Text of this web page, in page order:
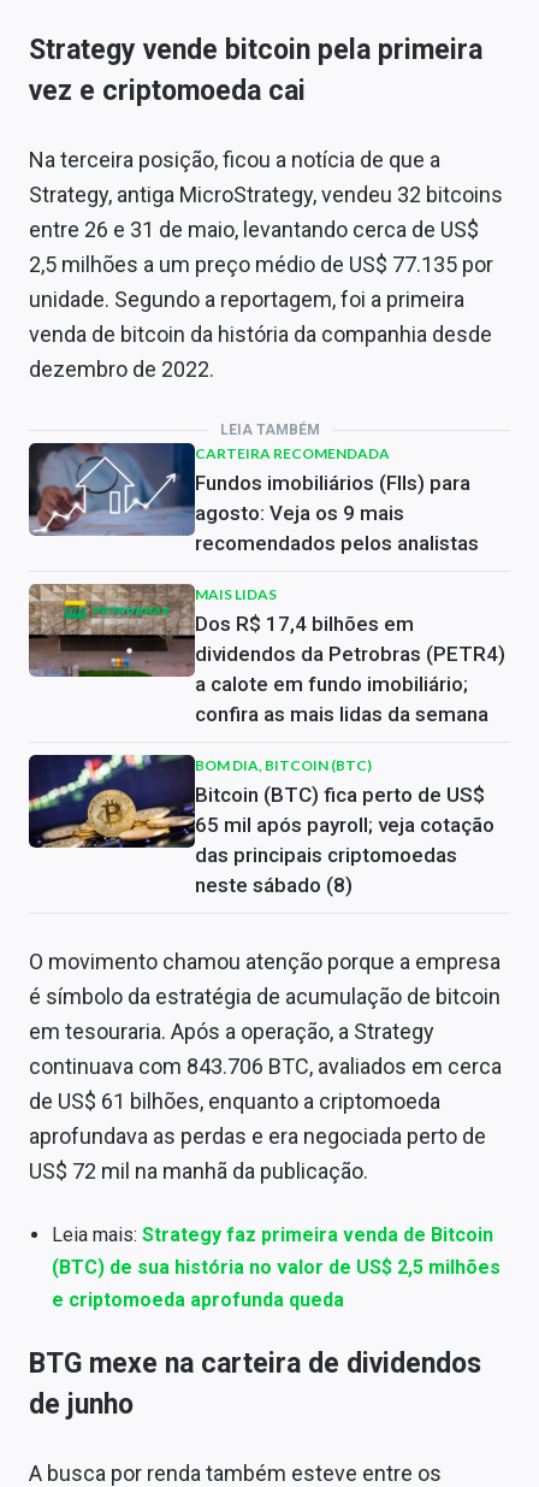
Strategy vende bitcoin pela primeira
vez e criptomoeda cai
Na terceira posição, ficou a notícia de que a
Strategy, antiga MicroStrategy, vendeu 32 bitcoins
entre 26 e 31 de maio, levantando cerca de US$
2,5 milhões a um preço médio de US$ 77.135 por
unidade. Segundo a reportagem, foi a primeira
venda de bitcoin da história da companhia desde
dezembro de 2022.
LEIA TAMBÉM
CARTEIRA RECOMENDADA
Fundos imobiliários (FIIs) para
agosto: Veja os 9 mais
recomendados pelos analistas
MAIS LIDAS
Dos R$ 17,4 bilhões em
dividendos da Petrobras (PETR4)
a calote em fundo imobiliário;
confira as mais lidas da semana
BOM DIA, BITCOIN (BTC)
Bitcoin (BTC) fica perto de US$
65 mil após payroll; veja cotação
das principais criptomoedas
neste sábado (8)
O movimento chamou atenção porque a empresa
é símbolo da estratégia de acumulação de bitcoin
em tesouraria. Após a operação, a Strategy
continuava com 843.706 BTC, avaliados em cerca
de US$ 61 bilhões, enquanto a criptomoeda
aprofundava as perdas e era negociada perto de
US$ 72 mil na manhã da publicação.
Leia mais:Strategy faz primeira venda de Bitcoin
(BTC) de sua história no valor de US$ 2,5 milhões
e criptomoeda aprofunda queda
BTG mexe na carteira de dividendos
de junho
A busca por renda também esteve entre os